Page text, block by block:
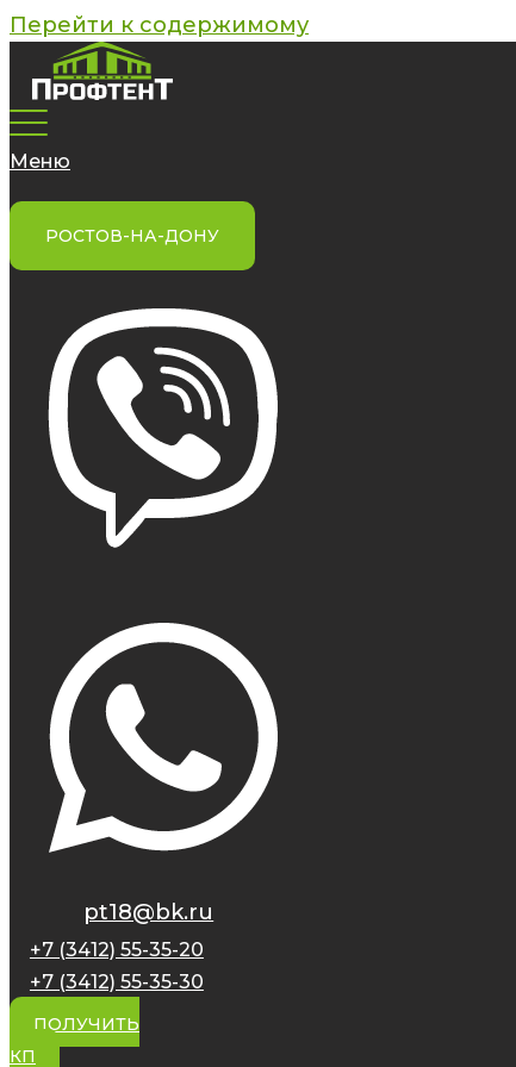
Перейти к содержимому
Меню
РОСТОВ-НА-ДОНУ
pt18@bk.ru
+7 (3412) 55-35-20
+7 (3412) 55-35-30
ПОЛУЧИТЬ
КП